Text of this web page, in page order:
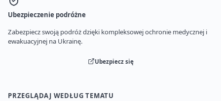
Ubezpieczenie podróżne
Zabezpiecz swoją podróż dzięki kompleksowej ochronie medycznej i
ewakuacyjnej na Ukrainę.
Ubezpiecz się
PRZEGLĄDAJ WEDŁUG TEMATU